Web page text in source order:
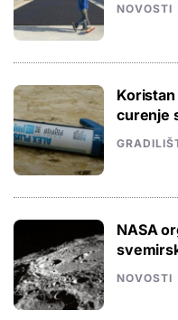
NOVOSTI
curenje
NASA
NOVOSTI